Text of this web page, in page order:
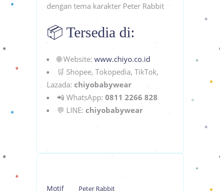
dengan tema karakter Peter Rabbit
📦 Tersedia di:
🌐 Website: www.chiyo.co.id
🛒 Shopee, Tokopedia, TikTok,
Lazada: chiyobabywear
📲 WhatsApp: 0811 2266 828
💬 LINE: chiyobabywear
Motif Peter Rabbit